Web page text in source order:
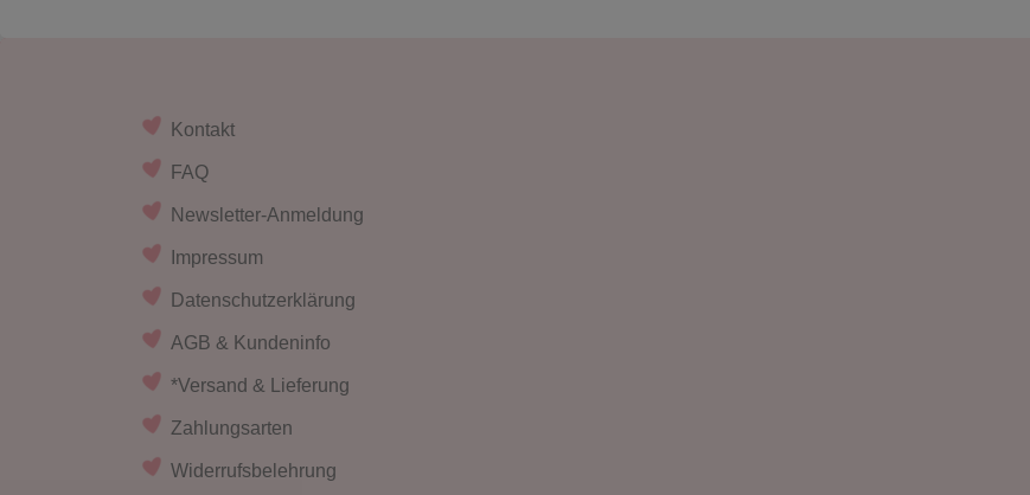
Kontakt
FAQ
Newsletter-Anmeldung
Impressum
Datenschutzerklärung
AGB & Kundeninfo
*Versand & Lieferung
Zahlungsarten
Widerrufsbelehrung